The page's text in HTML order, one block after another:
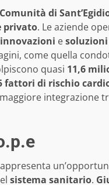
Comunità di
privato. Le aziende
innovazioni e
come quella
quasi 11,6
fattori di rischio
integrazione
sistema sanitario.